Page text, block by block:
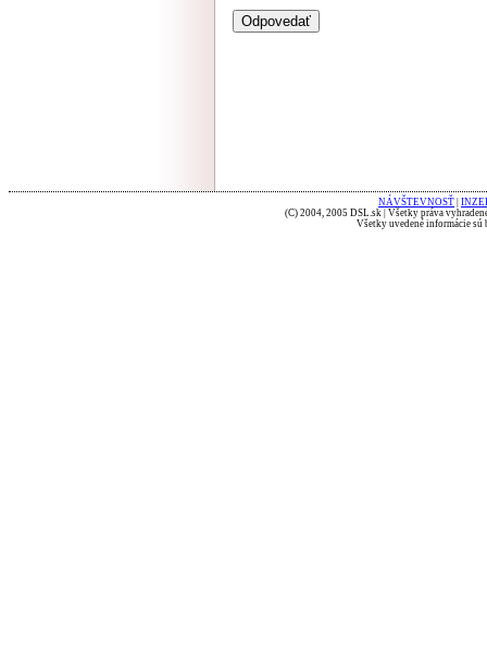
NÁVŠTEVNOSŤ
(C) 2004, 2005 DSL.sk | Všetky práva
Všetky uvedené informácie sú